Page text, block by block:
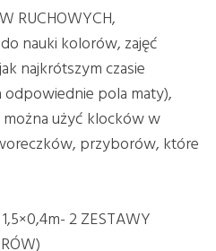
RUCHOWYCH,
nauki kolorów, zajęć
najkrótszym czasie
pola maty),
użyć klocków w
przyborów, które
2 ZESTAWY